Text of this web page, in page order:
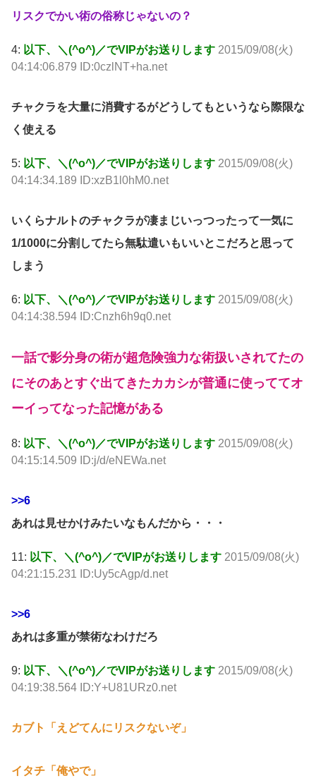
リスクでかい術の俗称じゃないの？
4: 以下、＼(^o^)／でVIPがお送りします 2015/09/08(火)
04:14:06.879 ID:0czlNT+ha.net
チャクラを大量に消費するがどうしてもというなら際限な
く使える
5: 以下、＼(^o^)／でVIPがお送りします 2015/09/08(火)
04:14:34.189 ID:xzB1l0hM0.net
いくらナルトのチャクラが凄まじいっつったって一気に
1/1000に分割してたら無駄遣いもいいとこだろと思って
しまう
6: 以下、＼(^o^)／でVIPがお送りします 2015/09/08(火)
04:14:38.594 ID:Cnzh6h9q0.net
一話で影分身の術が超危険強力な術扱いされてたの
にそのあとすぐ出てきたカカシが普通に使っててオ
ーイってなった記憶がある
8: 以下、＼(^o^)／でVIPがお送りします 2015/09/08(火)
04:15:14.509 ID:j/d/eNEWa.net
>>6
あれは見せかけみたいなもんだから・・・
11: 以下、＼(^o^)／でVIPがお送りします 2015/09/08(火)
04:21:15.231 ID:Uy5cAgp/d.net
>>6
あれは多重が禁術なわけだろ
9: 以下、＼(^o^)／でVIPがお送りします 2015/09/08(火)
04:19:38.564 ID:Y+U81URz0.net
カブト「えどてんにリスクないぞ」
イタチ「俺やで」